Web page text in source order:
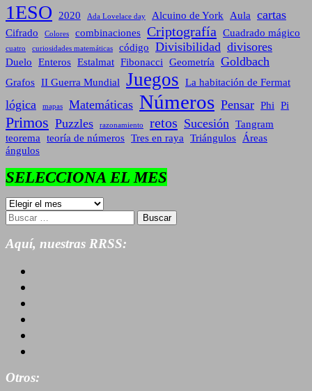
1ESO 2020 Ada Lovelace day Alcuino de York Aula cartas
Cifrado Colores combinaciones Criptografía Cuadrado mágico
cuatro curiosidades matemáticas código Divisibilidad divisores
Duelo Enteros Estalmat Fibonacci Geometría Goldbach
Grafos II Guerra Mundial Juegos La habitación de Fermat
lógica mapas Matemáticas Números Pensar Phi Pi
Primos Puzzles razonamiento retos Sucesión
Tangram
teorema
teoría de números Tres en raya Triángulos
Áreas
ángulos
SELECCIONA EL MES
SELECCIONA
EL
MES
Buscar:
Aquí, nuestras RRSS:
Otros: